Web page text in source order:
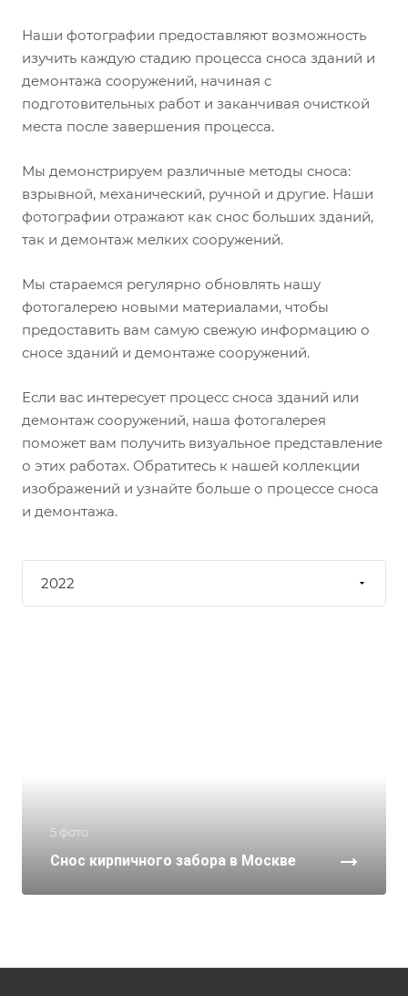
Наши фотографии предоставляют возможность
изучить каждую стадию процесса сноса зданий и
демонтажа сооружений, начиная с
подготовительных работ и заканчивая очисткой
места после завершения процесса.
Мы демонстрируем различные методы сноса:
взрывной, механический, ручной и другие. Наши
фотографии отражают как снос больших зданий,
так и демонтаж мелких сооружений.
Мы стараемся регулярно обновлять нашу
фотогалерею новыми материалами, чтобы
предоставить вам самую свежую информацию о
сносе зданий и демонтаже сооружений.
Если вас интересует процесс сноса зданий или
демонтаж сооружений, наша фотогалерея
поможет вам получить визуальное представление
о этих работах. Обратитесь к нашей коллекции
изображений и узнайте больше о процессе сноса
и демонтажа.
2022
5 фото
Снос кирпичного забора в Москве